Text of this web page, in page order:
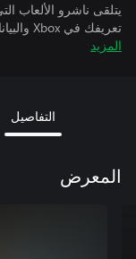
يتلقى ناشرو الألعاب
تعريفك في Xbox والبيانات المقترنة بينما تمارس الألعاب.
المزيد
التفاصيل
المعرض